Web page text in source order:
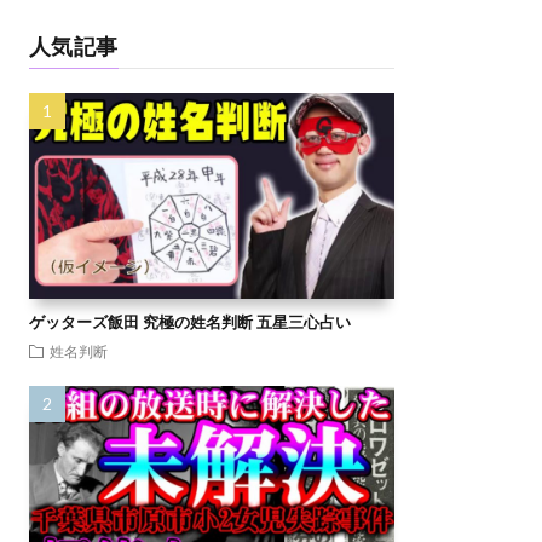
人気記事
ゲッターズ飯田 究極の姓名判断 五星三心占い
姓名判断